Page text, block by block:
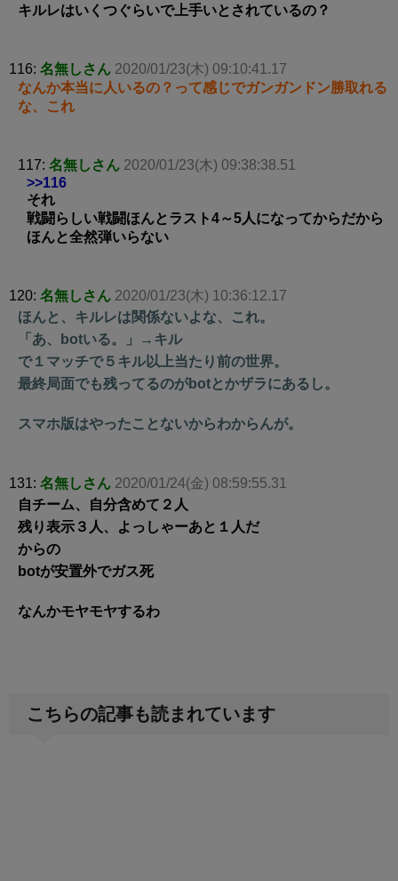
キルレはいくつぐらいで上手いとされているの？
116: 名無しさん 2020/01/23(木) 09:10:41.17
なんか本当に人いるの？って感じでガンガンドン勝取れる
な、これ
117: 名無しさん 2020/01/23(木) 09:38:38.51
>>116
それ
戦闘らしい戦闘ほんとラスト4～5人になってからだから
ほんと全然弾いらない
120: 名無しさん 2020/01/23(木) 10:36:12.17
ほんと、キルレは関係ないよな、これ。
「あ、botいる。」→キル
で１マッチで５キル以上当たり前の世界。
最終局面でも残ってるのがbotとかザラにあるし。
スマホ版はやったことないからわからんが。
131: 名無しさん 2020/01/24(金) 08:59:55.31
自チーム、自分含めて２人
残り表示３人、よっしゃーあと１人だ
からの
botが安置外でガス死
なんかモヤモヤするわ
こちらの記事も読まれています